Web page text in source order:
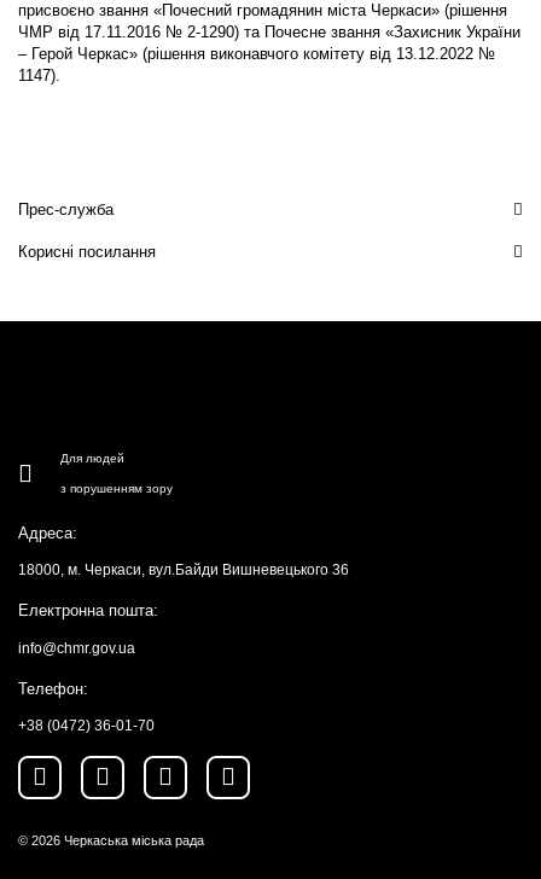
присвоєно звання «Почесний громадянин міста Черкаси» (рішення
ЧМР від 17.11.2016 № 2-1290) та Почесне звання «Захисник України
– Герой Черкас» (рішення виконавчого комітету від 13.12.2022 №
1147).
Прес-служба
Корисні посилання
Для людей
з порушенням зору
Адреса:
18000, м. Черкаси, вул.Байди Вишневецького 36
Електронна пошта:
info@chmr.gov.ua
Телефон:
+38 (0472) 36-01-70
© 2026 Черкаська міська рада